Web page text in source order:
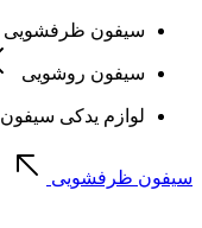
سیفون ظرفشویی
سیفون روشویی
لوازم یدکی سیفون
سیفون ظرفشویی